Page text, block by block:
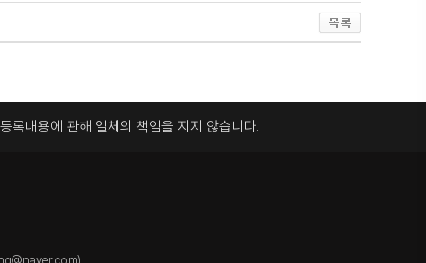
록내용에 관해 일체의 책임을 지지 않습니다.